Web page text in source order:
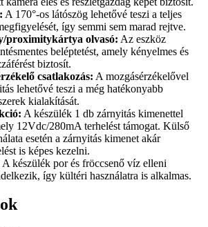
A 170°-os látószög lehetővé teszi a teljes
így semmi sem marad rejtve.
proximitykártya olvasó: Az eszköz
beléptetést, amely kényelmes és
biztosít.
csatlakozás: A mozgásérzékelővel
lehetővé teszi a még hatékonyabb
kialakítását.
A készülék 1 db zárnyitás kimenettel
12Vdc/280mA terhelést támogat. Külső
esetén a zárnyitás kimenet akár
is képes kezelni.
A készülék por és fröccsenő víz elleni
így kültéri használatra is alkalmas.